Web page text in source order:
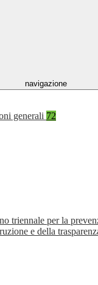
navigazione
generali 72
triennale per la
e della